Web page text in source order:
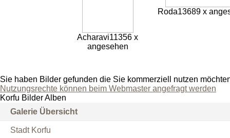
Acharavi11356 x
angesehen
Roda13689 x
Sie haben Bilder gefunden die Sie kommerziell nutzen
Nutzungsrechte können beim Webmaster angefragt werden
Korfu Bilder Alben
Galerie Übersicht
Stadt Korfu